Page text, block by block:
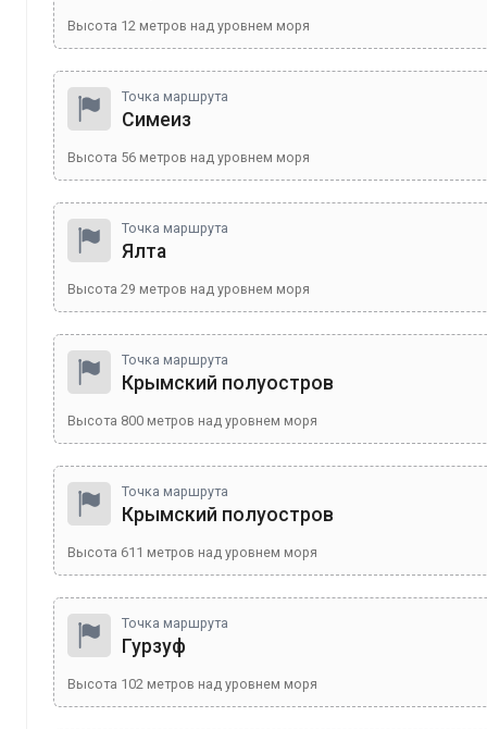
Высота 12 метров над уровнем моря
Точка маршрута
Симеиз
Высота 56 метров над уровнем моря
Точка маршрута
Ялта
Высота 29 метров над уровнем моря
Точка маршрута
Крымский полуостров
Высота 800 метров над уровнем моря
Точка маршрута
Крымский полуостров
Высота 611 метров над уровнем моря
Точка маршрута
Гурзуф
Высота 102 метров над уровнем моря